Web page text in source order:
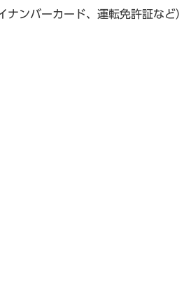
ンバーカード、運転免許証など）